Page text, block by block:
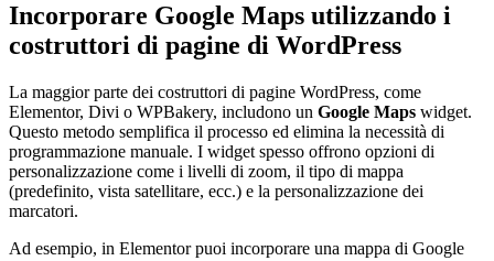
Incorporare Google Maps utilizzando i
costruttori di pagine di WordPress
La maggior parte dei costruttori di pagine WordPress, come
Elementor, Divi o WPBakery, includono un Google Maps widget.
Questo metodo semplifica il processo ed elimina la necessità di
programmazione manuale. I widget spesso offrono opzioni di
personalizzazione come i livelli di zoom, il tipo di mappa
(predefinito, vista satellitare, ecc.) e la personalizzazione dei
marcatori.
Ad esempio, in Elementor puoi incorporare una mappa di Google